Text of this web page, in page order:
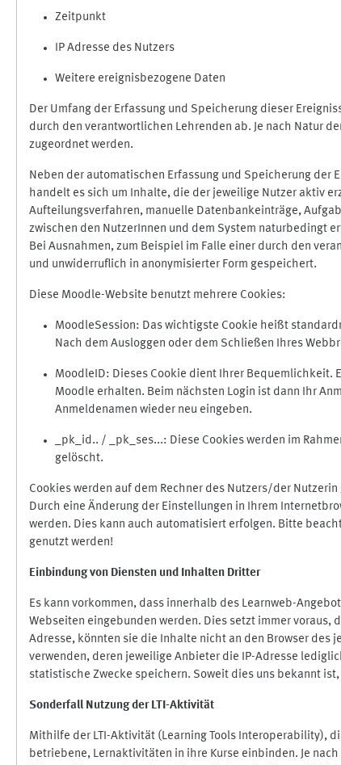
Zeitpunkt
IP Adresse des Nutzers
Weitere ereignisbezogene Daten
Der Umfang der Erfassung und Speicherung dieser
durch den verantwortlichen Lehrenden ab. Je nach Natur
zugeordnet werden.
Neben der automatischen Erfassung und Speicherung der
handelt es sich um Inhalte, die der jeweilige Nutzer aktiv
Aufteilungsverfahren, manuelle Datenbankeinträge,
zwischen den NutzerInnen und dem System naturbedingt
Bei Ausnahmen, zum Beispiel im Falle einer durch den
und unwiderruflich in anonymisierter Form gespeichert.
Diese Moodle-Website benutzt mehrere Cookies:
MoodleSession: Das wichtigste Cookie heißt
Nach dem Ausloggen oder dem Schließen Ihres
MoodleID: Dieses Cookie dient Ihrer Bequemlichkeit.
Moodle erhalten. Beim nächsten Login ist dann Ihr
Anmeldenamen wieder neu eingeben.
_pk_id.. / _pk_ses...: Diese Cookies werden im
gelöscht.
Cookies werden auf dem Rechner des Nutzers/der
Durch eine Änderung der Einstellungen in Ihrem
werden. Dies kann auch automatisiert erfolgen. Bitte
genutzt werden!
Einbindung von Diensten und Inhalten Dritter
Es kann vorkommen, dass innerhalb des Learnweb-
Webseiten eingebunden werden. Dies setzt immer
Adresse, könnten sie die Inhalte nicht an den Browser des
verwenden, deren jeweilige Anbieter die IP-Adresse
statistische Zwecke speichern. Soweit dies uns bekannt
Sonderfall Nutzung der LTI-Aktivität
Mithilfe der LTI-Aktivität (Learning Tools Interoperability),
betriebene, Lernaktivitäten in ihre Kurse einbinden. Je